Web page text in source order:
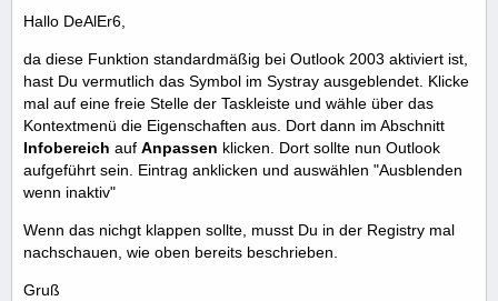
Hallo DeAlEr6,
da diese Funktion standardmäßig bei Outlook 2003 aktiviert ist,
hast Du vermutlich das Symbol im Systray ausgeblendet. Klicke
mal auf eine freie Stelle der Taskleiste und wähle über das
Kontextmenü die Eigenschaften aus. Dort dann im Abschnitt
Infobereich auf Anpassen klicken. Dort sollte nun Outlook
aufgeführt sein. Eintrag anklicken und auswählen "Ausblenden
wenn inaktiv"
Wenn das nichgt klappen sollte, musst Du in der Registry mal
nachschauen, wie oben bereits beschrieben.
Gruß